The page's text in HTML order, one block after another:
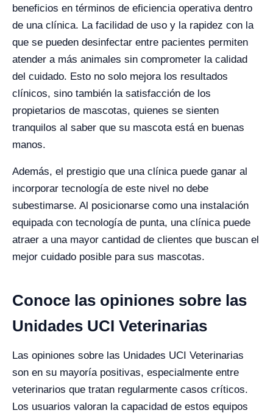
beneficios en términos de eficiencia operativa dentro
de una clínica. La facilidad de uso y la rapidez con la
que se pueden desinfectar entre pacientes permiten
atender a más animales sin comprometer la calidad
del cuidado. Esto no solo mejora los resultados
clínicos, sino también la satisfacción de los
propietarios de mascotas, quienes se sienten
tranquilos al saber que su mascota está en buenas
manos.
Además, el prestigio que una clínica puede ganar al
incorporar tecnología de este nivel no debe
subestimarse. Al posicionarse como una instalación
equipada con tecnología de punta, una clínica puede
atraer a una mayor cantidad de clientes que buscan el
mejor cuidado posible para sus mascotas.
Conoce las opiniones sobre las
Unidades UCI Veterinarias
Las opiniones sobre las Unidades UCI Veterinarias
son en su mayoría positivas, especialmente entre
veterinarios que tratan regularmente casos críticos.
Los usuarios valoran la capacidad de estos equipos